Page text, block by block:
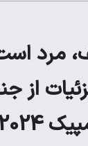
مرد
از
2024